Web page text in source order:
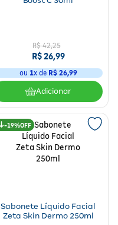
R$ 42,25
R$26,99
ou 1x de R$ 26,99
Adicionar
19%
Sabonete Líquido Facial
Zeta Skin Dermo 250ml